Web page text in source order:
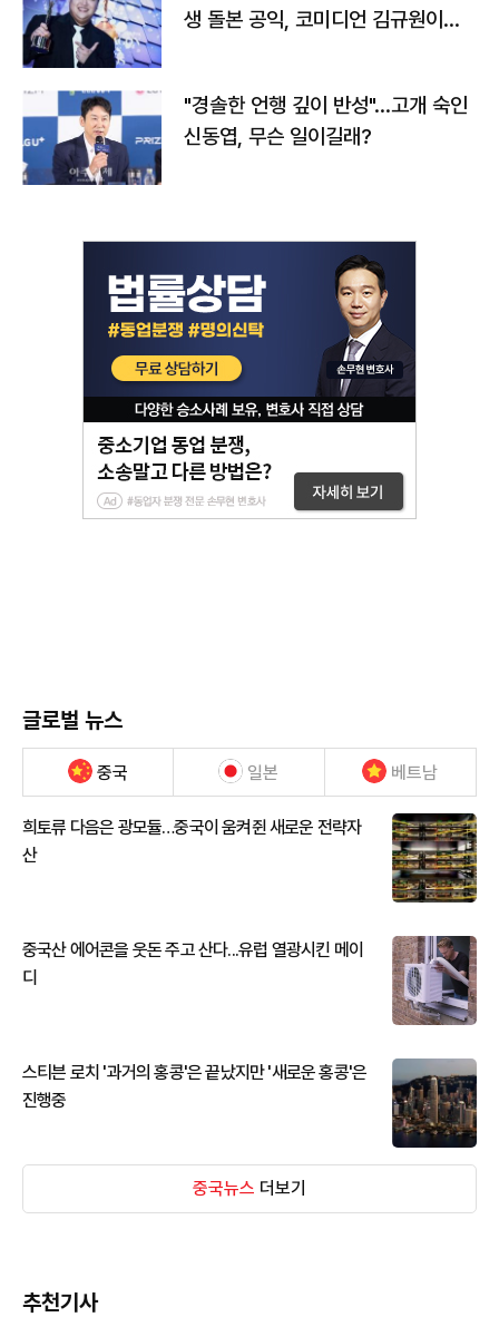
생 돌본 공익, 코미디언 김규원이었
"경솔한 언행 깊이 반성"…고개 숙인
신동엽, 무슨 일이길래?
글로벌 뉴스
중국 일본 베트남
희토류 다음은 광모듈…중국이 움켜쥔 새로운 전략자
산
중국산 에어콘을 웃돈 주고 산다...유럽 열광시킨 메이
디
스티븐 로치 '과거의 홍콩'은 끝났지만 '새로운 홍콩'은
진행중
중국뉴스 더보기
추천기사